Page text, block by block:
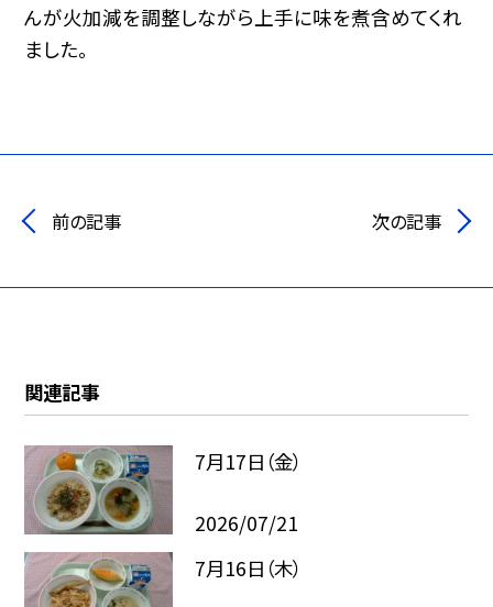
んが火加減を調整しながら上手に味を煮含めてくれ
ました。
前の記事 次の記事
関連記事
7月17日（金）
2026/07/21
7月16日（木）